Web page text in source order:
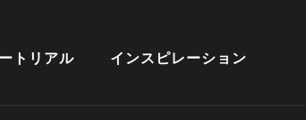
トリアル インスピレーション